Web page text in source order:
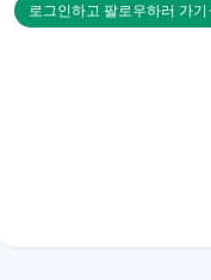
로그인하고 팔로우하러 가기